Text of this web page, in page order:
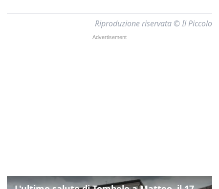
Riproduzione riservata © Il Piccolo